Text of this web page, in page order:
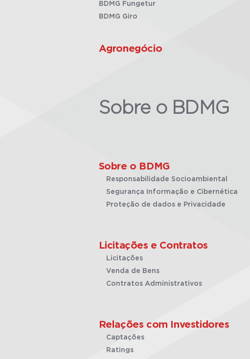
BDMG Fungetur
BDMG Giro
Agronegócio
Sobre o BDMG
Sobre o BDMG
Responsabilidade Socioambiental
Segurança Informação e Cibernética
Proteção de dados e Privacidade
Licitações e Contratos
Licitações
Venda de Bens
Contratos Administrativos
Relações com Investidores
Captações
Ratings